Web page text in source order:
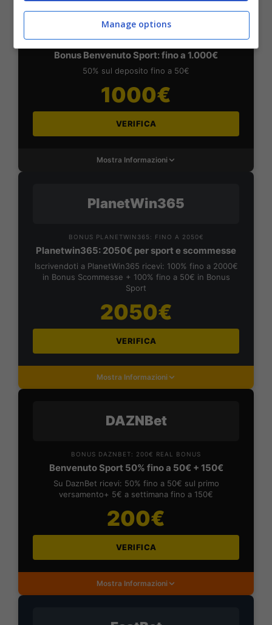
SNAI
Bonus Benvenuto Sport: fino a 1.000€
50% sul deposito fino a 50€
1000€
VERIFICA
Mostra Informazioni
PlanetWin365
BONUS PLANETWIN365: FINO A 2050€
Planetwin365: 2050€ per sport e scommesse
Iscrivendoti a PlanetWin365 ricevi: 100% fino a 2000€
in Bonus Scommesse + 100% fino a 50€ in Bonus
Sport
2050€
VERIFICA
Mostra Informazioni
DAZNBet
BONUS DAZNBET: 200€ REAL BONUS
Benvenuto Sport 50% fino a 50€ + 150€
Su DaznBet ricevi: 50% fino a 50€ sul primo
versamento+ 5€ a settimana fino a 150€
200€
VERIFICA
Mostra Informazioni
Manage options